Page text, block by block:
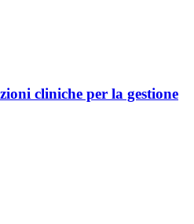
cliniche per la gestione